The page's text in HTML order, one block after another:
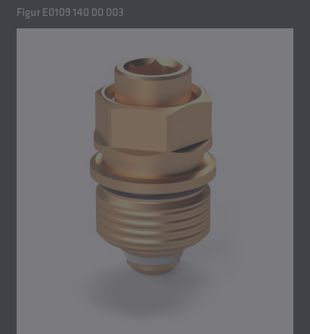
Figur E0109 140 00 003